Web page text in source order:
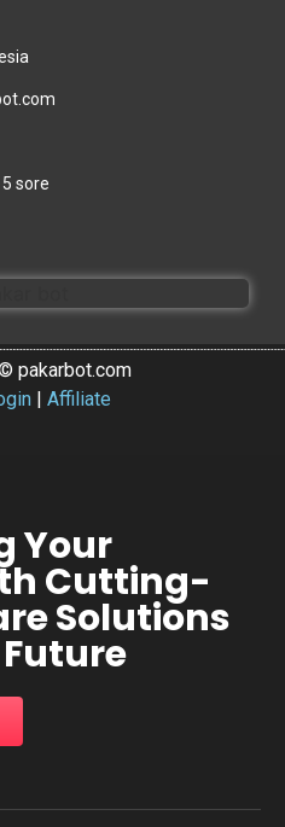
sore
pakarbot.com
Affiliate
Your
Cutting-
Solutions